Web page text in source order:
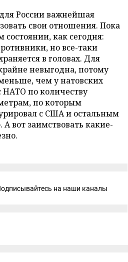
России важнейшая
свои отношения. Пока
состоянии, как сегодня:
но все-таки
в головах. Для
невыгодна, потому
чем у натовских
НАТО по количеству
по которым
с США и остальным
вот заимствовать какие-
на наши каналы